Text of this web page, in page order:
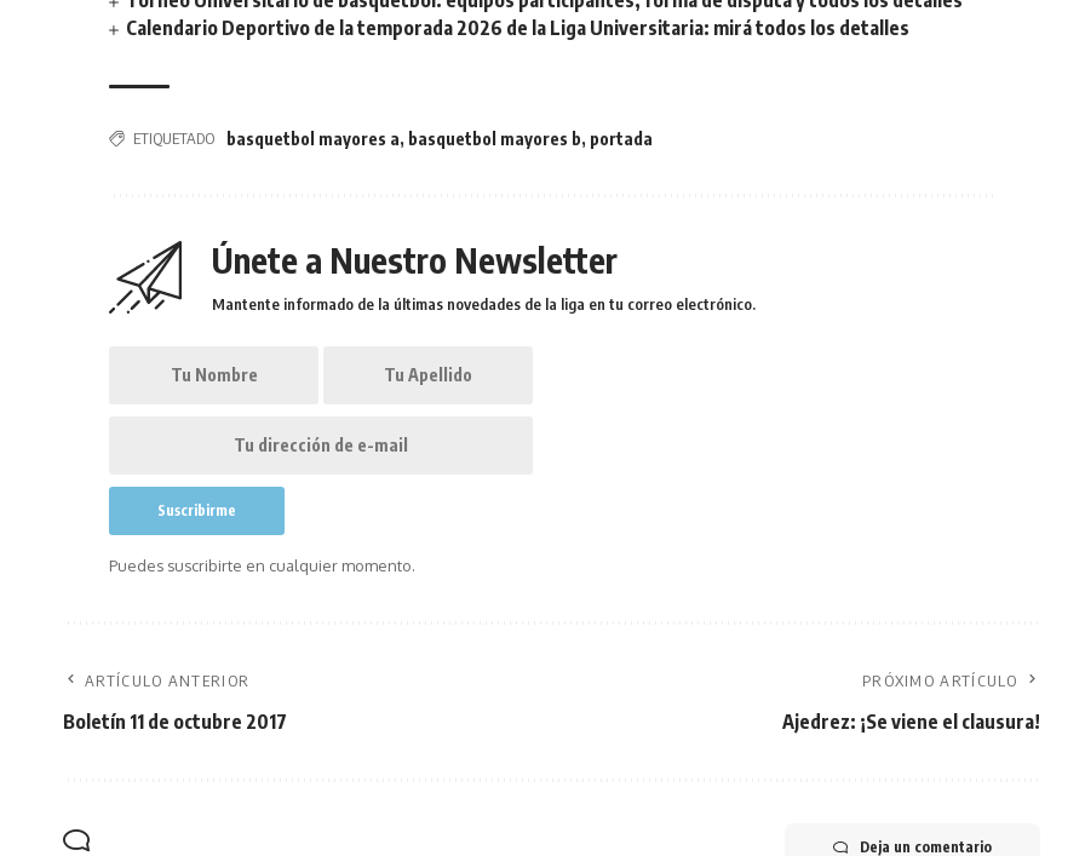
Calendario Deportivo de la temporada 2026 de la Liga Universitaria: mirá todos los detalles
ETIQUETADO basquetbol mayores a, basquetbol mayores b, portada
Únete a Nuestro Newsletter
Mantente informado de la últimas novedades de la liga en tu correo electrónico.
Puedes suscribirte en cualquier momento.
ARTÍCULO ANTERIOR
Boletín 11 de octubre 2017
PRÓXIMO ARTÍCULO
Ajedrez: ¡Se viene el clausura!
Deja un comentario